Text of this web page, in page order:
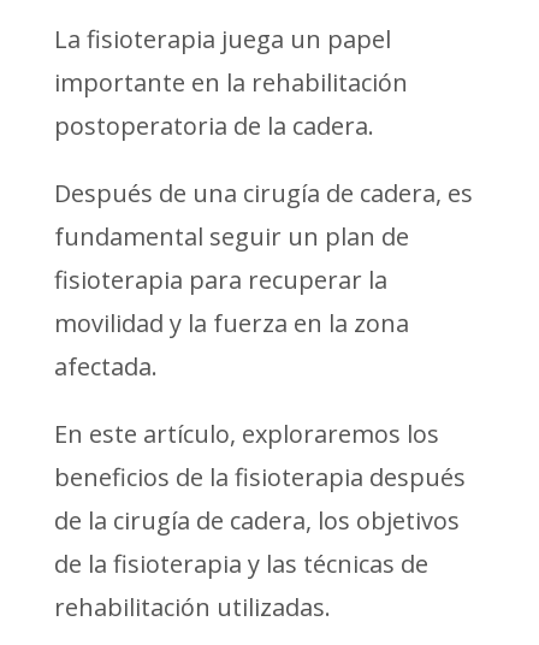
La fisioterapia juega un papel
importante en la rehabilitación
postoperatoria de la cadera.
Después de una cirugía de cadera, es
fundamental seguir un plan de
fisioterapia para recuperar la
movilidad y la fuerza en la zona
afectada.
En este artículo, exploraremos los
beneficios de la fisioterapia después
de la cirugía de cadera, los objetivos
de la fisioterapia y las técnicas de
rehabilitación utilizadas.